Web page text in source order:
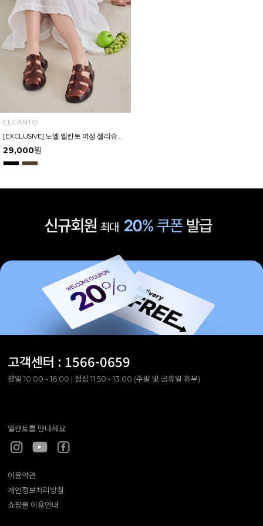
ELCANTO
[EXCLUSIVE] 노엘 엘칸토 여성 젤리슈즈 2.3cm LCWW01U626
29,000원
고객센터 : 1566-0659
평일 10:00 - 16:00 | 점심 11:50 - 13:00 (주말 및 공휴일 휴무)
엘칸토를 만나세요
이용약관
개인정보처리방침
쇼핑몰 이용안내